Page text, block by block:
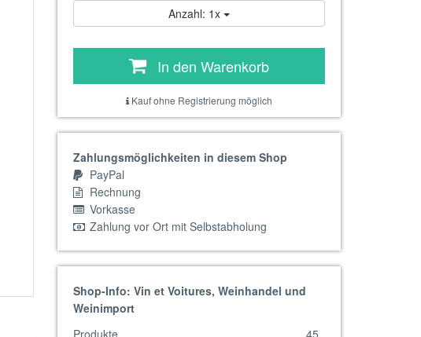
Anzahl: 1x
In den Warenkorb
Kauf ohne Registrierung möglich
Zahlungsmöglichkeiten in diesem Shop
PayPal
Rechnung
Vorkasse
Zahlung vor Ort mit Selbstabholung
Shop-Info: Vin et Voitures, Weinhandel und
Weinimport
Produkte
45